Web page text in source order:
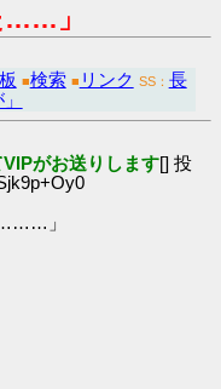
……」
■検索 ■ リンク SS： 長
がお送りします[] 投
」